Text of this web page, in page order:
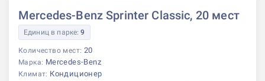
Mercedes-Benz Sprinter Classic, 20 мест
Единиц в парке:9
Количество мест: 20
Марка: Mercedes-Benz
Климат: Кондиционер